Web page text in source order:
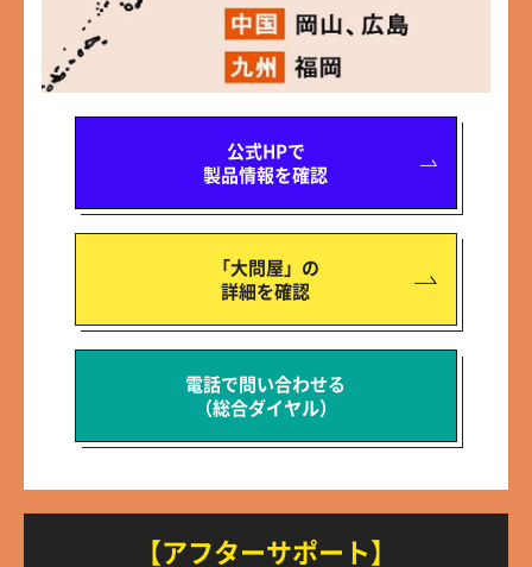
公式HPで
製品情報を確認
「大問屋」の
詳細を確認
電話で問い合わせる
（総合ダイヤル）
【アフターサポート】